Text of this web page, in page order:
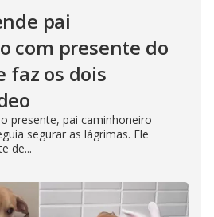
pai
com presente do
faz os dois
presente, pai caminhoneiro
segurar as lágrimas. Ele
de...